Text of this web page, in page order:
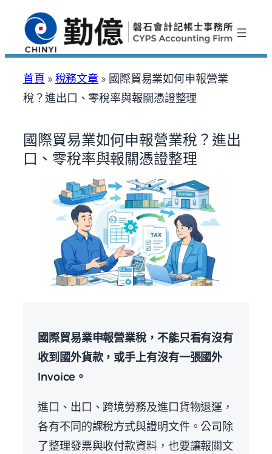
主
首頁 » 稅務文章 » 國際貿易業如何申報營業
稅？進出口、零稅率與報關憑證整理
國際貿易業如何申報營業稅？進出
口、零稅率與報關憑證整理
國際貿易業申報營業稅，不能只看有沒有
收到國外貨款，或手上有沒有一張國外
Invoice。
進口、出口、跨境勞務及進口貨物退運，
各有不同的課稅方式與證明文件。公司除
了整理發票與收付款資料，也要讓報關文